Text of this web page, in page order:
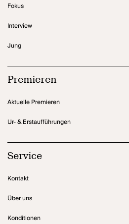
Fokus
Interview
Jung
Premieren
Aktuelle Premieren
Ur- & Erstaufführungen
Service
Kontakt
Über uns
Konditionen